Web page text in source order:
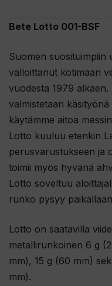
Bete Lotto 001-BSF
Suomen
valloittanut kotimaan
vuodesta 1979
valmistetaan
käytämme aitoa
Lotto kuuluu etenkin
perusvarustukseen ja
toimii myös hyvänä
Lotto soveltuu
runko pysyy
Lotto on saatavilla
metallirunkoinen 6 g
mm), 15 g (60 mm)
mm).